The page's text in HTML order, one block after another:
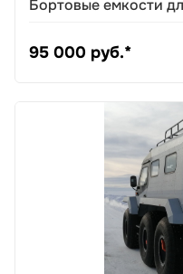
Бортовые емкости
95 000 руб.*